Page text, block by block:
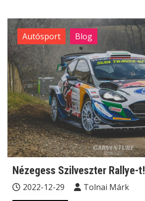
Autósport Blog
Nézegess Szilveszter Rallye-t!
2022-12-29 Tolnai Márk